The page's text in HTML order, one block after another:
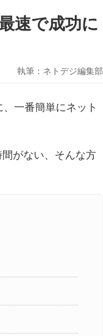
速で成功に
執筆： ネトデジ編集部
一番簡単にネット
がない、そんな方